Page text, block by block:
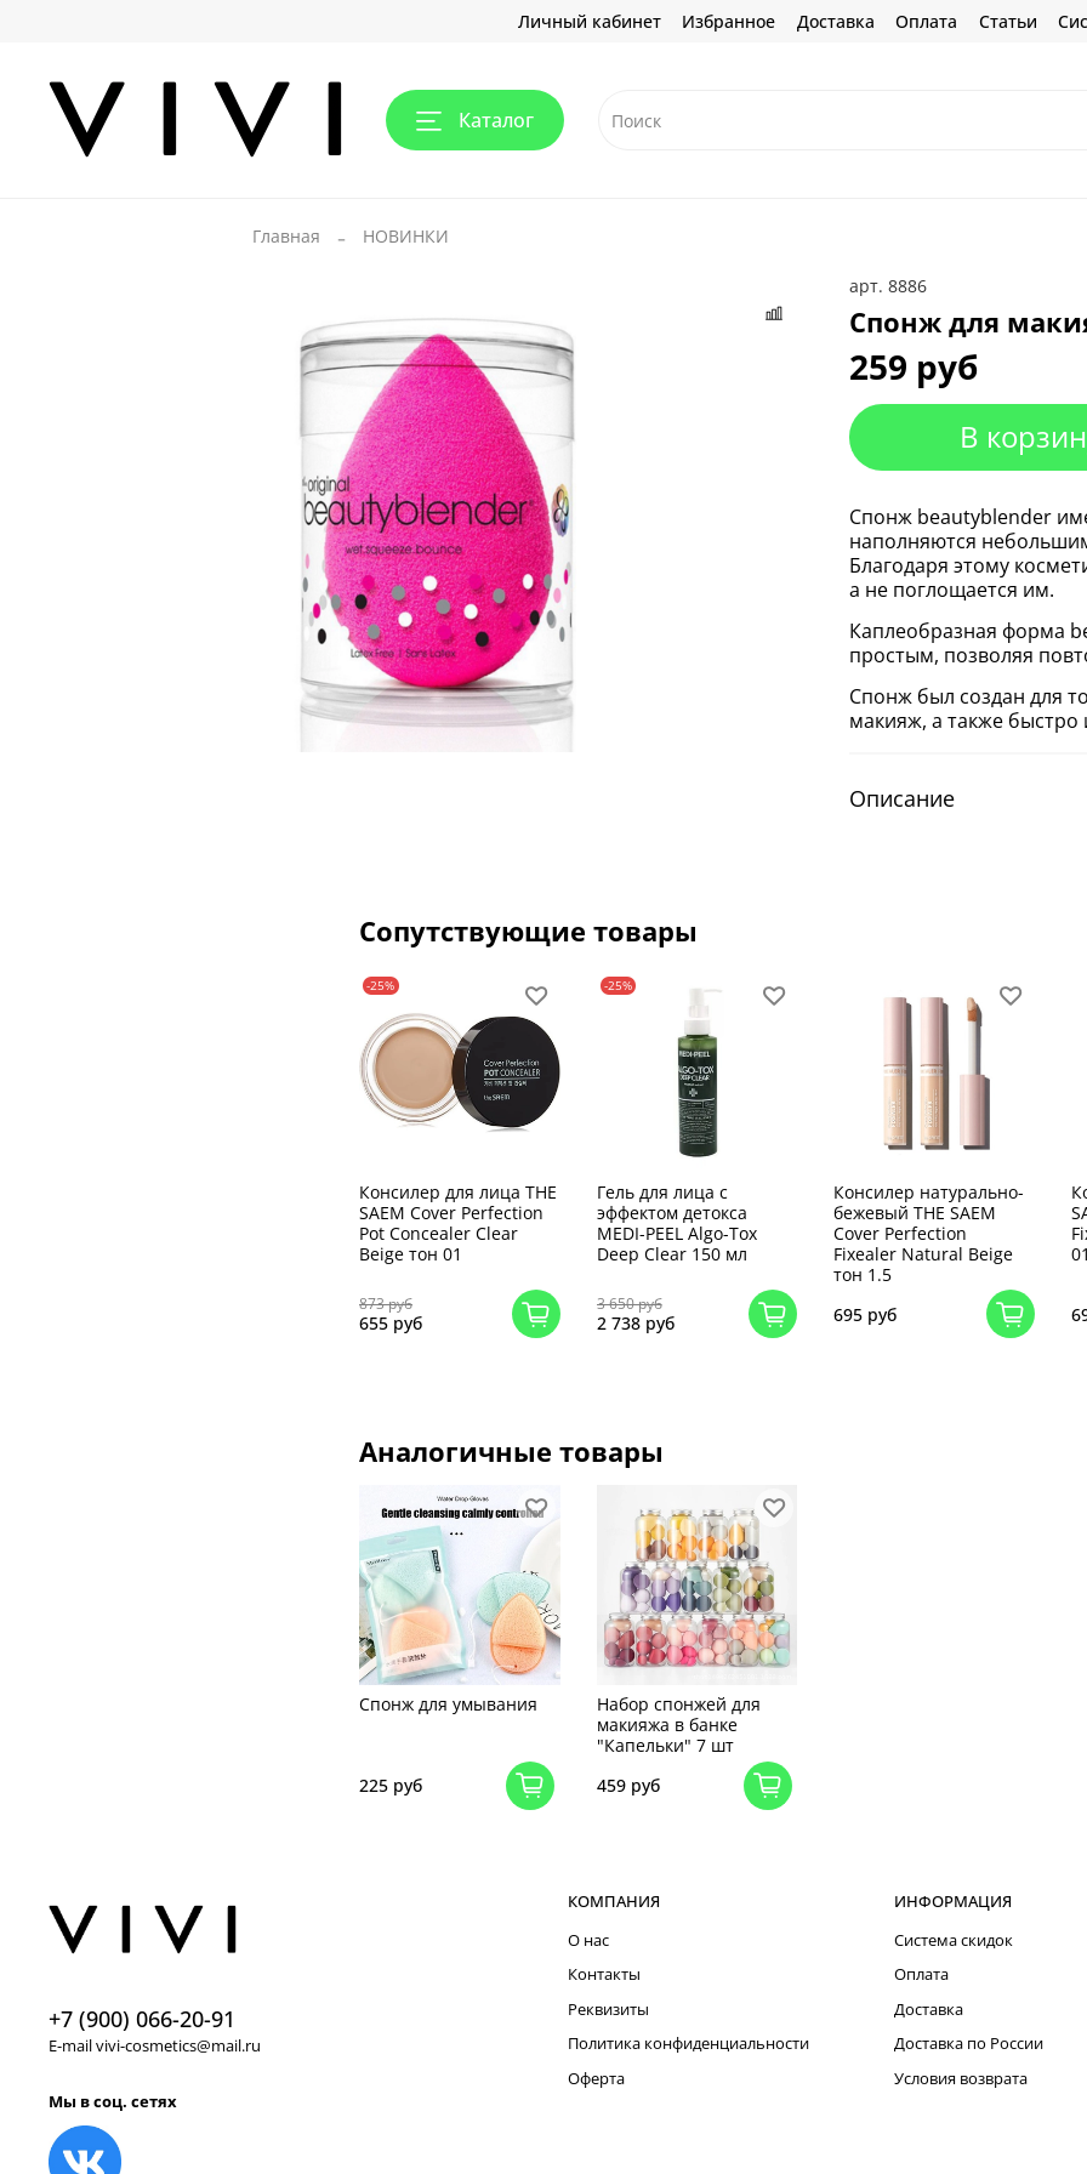
Личный кабинет Избранное Доставка Оплата Статьи
Каталог
Главная НОВИНКИ
арт. 8886
Спонж для
259 руб
В
Cпонж beautyblender
наполняются
Благодаря этому
а не поглощается им.
Каплеобразная форма
простым, позволяя
Спонж был создан для
макияж, а также быстро
Описание
Сопутствующие товары
-25%
Консилер для лица THE
SAEM Cover Perfection
Pot Concealer Clear
Beige тон 01
873 руб
655 руб
-25%
Гель для лица с
эффектом детокса
MEDI-PEEL Algo-Tox
Deep Clear 150 мл
3 650 руб
2 738 руб
Консилер натурально-
бежевый THE SAEM
Cover Perfection
Fixealer Natural Beige
тон 1.5
695 руб
01
Аналогичные товары
Спонж для умывания
225 руб
Набор спонжей для
макияжа в банке
"Капельки" 7 шт
459 руб
КОМПАНИЯ
О нас
Контакты
Реквизиты
Политика конфиденциальности
Оферта
ИНФОРМАЦИЯ
Система скидок
Оплата
Доставка
Доставка по России
Условия возврата
+7 (900) 066-20-91
E-mail vivi-cosmetics@mail.ru
Мы в соц. сетях